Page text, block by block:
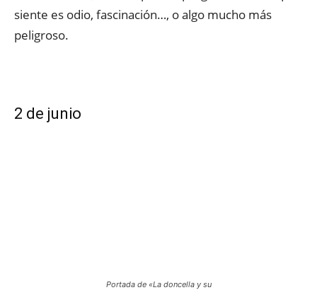
siente es odio, fascinación…, o algo mucho más
peligroso.
2 de junio
Portada de «La doncella y su